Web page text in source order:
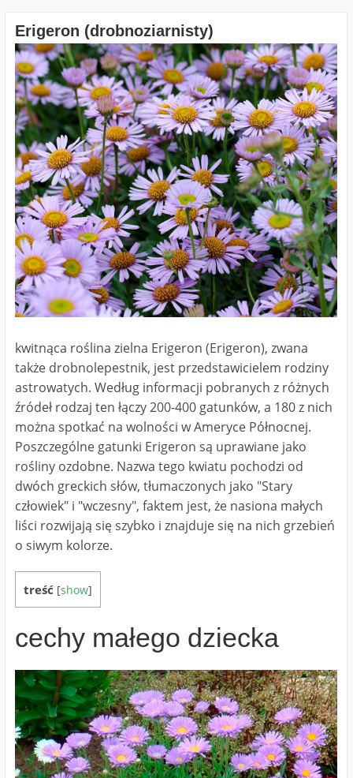
Erigeron (drobnoziarnisty)
kwitnąca roślina zielna Erigeron (Erigeron), zwana
także drobnolepestnik, jest przedstawicielem rodziny
astrowatych. Według informacji pobranych z różnych
źródeł rodzaj ten łączy 200-400 gatunków, a 180 z nich
można spotkać na wolności w Ameryce Północnej.
Poszczególne gatunki Erigeron są uprawiane jako
rośliny ozdobne. Nazwa tego kwiatu pochodzi od
dwóch greckich słów, tłumaczonych jako "Stary
człowiek" i "wczesny", faktem jest, że nasiona małych
liści rozwijają się szybko i znajduje się na nich grzebień
o siwym kolorze.
treść [show]
cechy małego dziecka